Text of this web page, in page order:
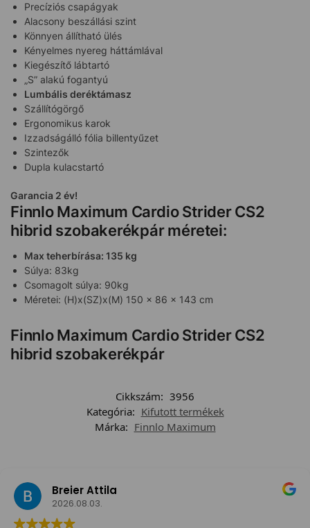
Precíziós csapágyak
Alacsony beszállási szint
Könnyen állítható ülés
Kényelmes nyereg háttámlával
Kiegészítő lábtartó
„S” alakú fogantyú
Lumbális deréktámasz
Szállítógörgő
Ergonomikus karok
Izzadságálló fólia billentyűzet
Szintezők
Dupla kulacstartó
Garancia 2 év!
Finnlo Maximum Cardio Strider CS2
hibrid szobakerékpár méretei:
Max teherbírása: 135 kg
Súlya: 83kg
Csomagolt súlya: 90kg
Méretei: (H)x(SZ)x(M) 150 x 86 x 143 cm
Finnlo Maximum Cardio Strider CS2
hibrid szobakerékpár
Cikkszám: 3956
Kategória: Kifutott termékek
Márka: Finnlo Maximum